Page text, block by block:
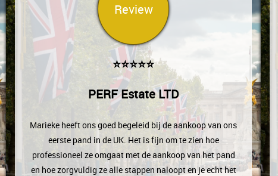
Review
⭐⭐⭐⭐⭐
PERF Estate LTD
Marieke heeft ons goed begeleid bij de aankoop van ons
eerste pand in de UK. Het is fijn om te zien hoe
professioneel ze omgaat met de aankoop van het pand
en hoe zorgvuldig ze alle stappen naloopt en je echt het